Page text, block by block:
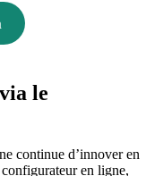
le
continue d’innover en
en ligne,